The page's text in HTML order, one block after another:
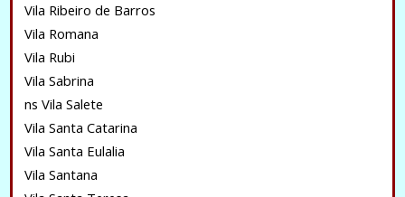
Vila Ribeiro de Barros
Vila Romana
Vila Rubi
Vila Sabrina
ns Vila Salete
Vila Santa Catarina
Vila Santa Eulalia
Vila Santana